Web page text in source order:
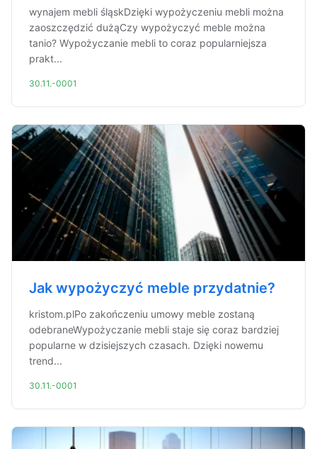
wynajem mebli śląskDzięki wypożyczeniu mebli można
zaoszczędzić dużąCzy wypożyczyć meble można
tanio? Wypożyczanie mebli to coraz popularniejsza
prakt...
30.11.-0001
Jak wypożyczyć meble przydatnie?
kristom.plPo zakończeniu umowy meble zostaną
odebraneWypożyczanie mebli staje się coraz bardziej
popularne w dzisiejszych czasach. Dzięki nowemu
trend...
30.11.-0001